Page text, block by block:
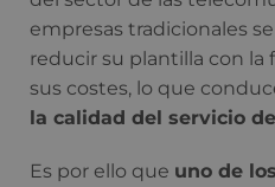
empresas tradicionales
reducir su plantilla con
sus costes, lo que
la calidad del servicio
Es por ello que uno de